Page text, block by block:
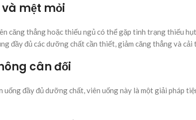
mệt mỏi
căng thẳng hoặc thiếu ngủ có thể gặp tình trạng thiếu
đầy đủ các dưỡng chất cần thiết, giảm căng thẳng và cải
cân đối
đầy đủ dưỡng chất, viên uống này là một giải pháp